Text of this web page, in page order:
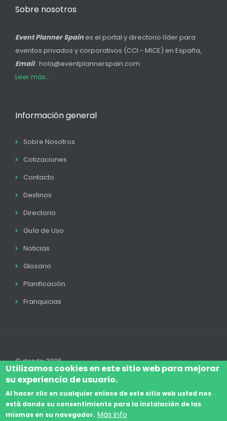
Sobre nosotros
Event Planner Spain es el portal y directorio líder para
eventos privados y corporativos (CCI - MICE) en España,
Email: hola@eventplannerspain.com
Leer más...
Información general
Sobre Nosotros
Cotizaciones
Contacto
Destinos
Directorio
Guía de Uso
Noticias
Glosario
Planificación
Franquicias
© desde 2006
Aviso Legal Legal
Utilizamos cookies en este sitio web para mejorar
su experiencia de usuario.
Al hacer clic en cualquier enlace de este sitio web usted nos
está dando su consentimiento para la instalación de las
mismas en su navegador. Más info